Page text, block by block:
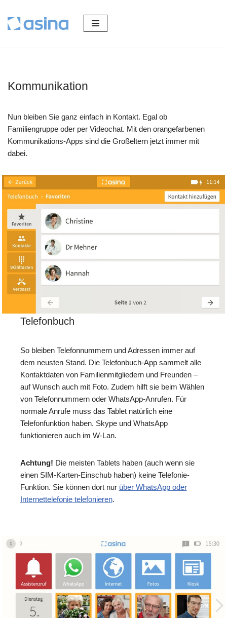
Zum
Kommunikation
Nun bleiben Sie ganz einfach in Kontakt. Egal ob
Familiengruppe oder per Videochat. Mit den orangefarbenen
Kommunikations-Apps sind die Großeltern jetzt immer mit
dabei.
Telefonbuch
So bleiben Telefonnummern und Adressen immer auf
dem neusten Stand. Die Telefonbuch-App sammelt alle
Kontaktdaten von Familienmitgliedern und Freunden –
auf Wunsch auch mit Foto. Zudem hilft sie beim Wählen
von Telefonnummern oder WhatsApp-Anrufen. Für
normale Anrufe muss das Tablet natürlich eine
Telefonfunktion haben. Skype und WhatsApp
funktionieren auch im W-Lan.
Achtung! Die meisten Tablets haben (auch wenn sie
einen SIM-Karten-Einschub haben) keine Telefonie-
Funktion. Sie können dort nur über WhatsApp oder
Internettelefonie telefonieren.